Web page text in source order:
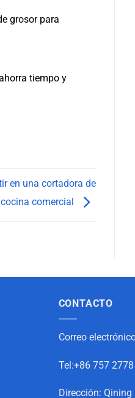
grosor para
tiempo y
en una cortadora de
comercial
CONTACTO
Correo
Tel:+86 757 2778
Dirección: